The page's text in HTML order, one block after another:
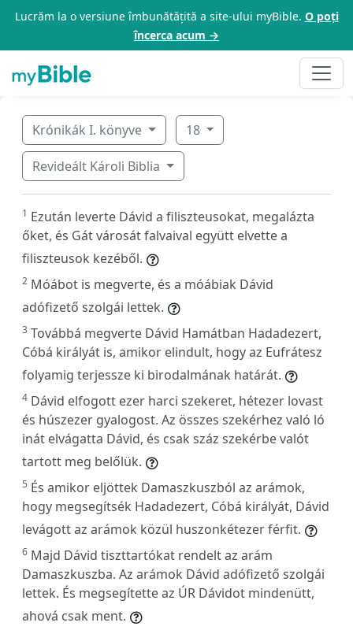
Lucrăm la o versiune îmbunătățită a site-ului myBible. O poți
încerca acum →
Krónikák I. könyve 18
Revideált Károli Biblia
1 Ezután leverte Dávid a filiszteusokat, megalázta
őket, és Gát városát falvaival együtt elvette a
filiszteusok kezéből.
2 Móábot is megverte, és a móábiak Dávid
adófizető szolgái lettek.
3 Továbbá megverte Dávid Hamátban Hadadezert,
Cóbá királyát is, amikor elindult, hogy az Eufrátesz
folyamig terjessze ki birodalmának határát.
4 Dávid elfogott ezer harci szekeret, hétezer lovast
és húszezer gyalogost. Az összes szekérhez való ló
inát elvágatta Dávid, és csak száz szekérbe valót
tartott meg belőlük.
5 És amikor eljöttek Damaszkuszból az arámok,
hogy megsegítsék Hadadezert, Cóbá királyát, Dávid
levágott az arámok közül huszonkétezer férfit.
6 Majd Dávid tiszttartókat rendelt az arám
Damaszkuszba. Az arámok Dávid adófizető szolgái
lettek. És megsegítette az ÚR Dávidot mindenütt,
ahová csak ment.